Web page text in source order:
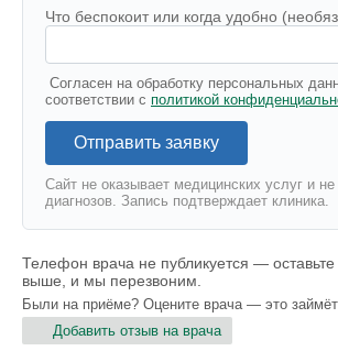
Что беспокоит или когда удобно
Согласен на обработку персональных
соответствии с политикой
Отправить заявку
Сайт не оказывает медицинских услуг и не
диагнозов. Запись подтверждает клиника.
Телефон врача не публикуется —
выше, и мы перезвоним.
Были на приёме? Оцените врача — это
Добавить отзыв на врача